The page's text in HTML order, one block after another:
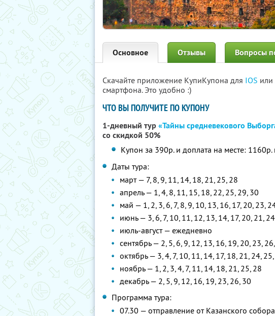
Основное Отзывы Вопросы
Скачайте приложение КупиКупона для IOS или
смартфона. Это удобно :)
ЧТО ВЫ ПОЛУЧИТЕ ПО КУПОНУ
1-дневный тур «Тайны средневекового
со скидкой 50%
Купон за 390р. и доплата на месте:
Даты тура:
март — 7, 8, 9, 11, 14, 18, 21, 25, 28
апрель — 1, 4, 8, 11, 15, 18, 22, 25, 29, 30
май — 1, 2, 3, 6, 7, 8, 9, 10, 13, 16, 17, 20, 23,
июнь — 3, 6, 7, 10, 11, 12, 13, 14, 17, 20, 21,
июль-август — ежедневно
сентябрь — 2, 5, 6, 9, 12, 13, 16, 19, 20, 23,
октябрь — 3, 4, 7, 10, 11, 14, 17, 18, 21, 24,
ноябрь — 1, 2, 3, 4, 7, 11, 14, 18, 21, 25, 28
декабрь — 2, 5, 9, 12, 16, 19, 23, 26, 30
Программа тура:
07.30 — отправление от Казанского собора